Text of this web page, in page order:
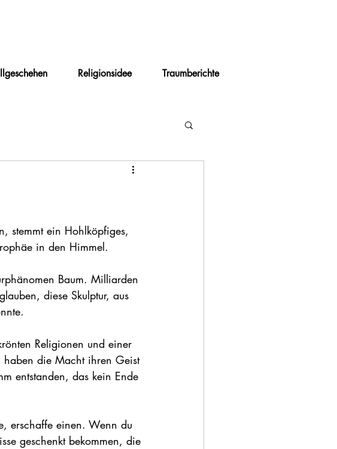
Religionsidee Traumberichte
stemmt ein Hohlköpfiges,
in den Himmel.
Baum. Milliarden
diese Skulptur, aus
Religionen und einer
haben die Macht ihren Geist
entstanden, das kein Ende
erschaffe einen. Wenn du
geschenkt bekommen, die